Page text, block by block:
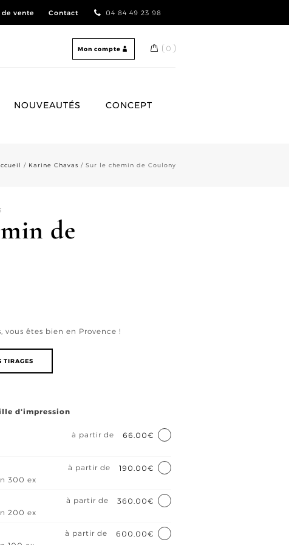
vente Contact 04 84 49 23 98
Mon compte 0
NOUVEAUTÉS CONCEPT
/ Karine Chavas / Sur le chemin de Coulony
de
vous êtes bien en Provence !
TIRAGES
d'impression
à partir de
66.00€
à partir de
190.00€
300 ex
à partir de
360.00€
200 ex
à partir de
600.00€